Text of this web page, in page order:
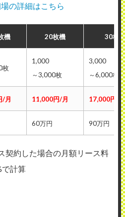
の詳細はこちら
機 20枚機 30枚機
枚
1,000
～3,000枚
3,000
～6,000枚
/月 11,000円/月 17,000円/月
60万円 90万円
契約した場合の月額リース料
で計算